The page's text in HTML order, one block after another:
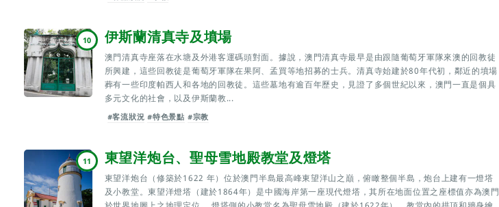
10 伊斯蘭清真寺及墳場
澳門清真寺座落在水塘及外港客運碼頭對面。據說，澳門清真寺最早是由跟隨葡萄牙軍隊來澳的回教徒
所興建，這些回教徒是葡萄牙軍隊在果阿、孟買等地招募的士兵。清真寺始建於80年代初，鄰近的墳場
葬有一些印度帕西人和各地的回教徒。這些墓地有逾百年歷史，見證了多個世紀以來，澳門一直是個具
多元文化的社會，以及伊斯蘭教...
#客流狀況 #特色景點 #宗教
11 東望洋炮台、聖母雪地殿教堂及燈塔
東望洋炮台（修築於1622 年）位於澳門半島最高峰東望洋山之巔，俯瞰整個半島，炮台上建有一燈塔
及小教堂。東望洋燈塔（建於1864年）是中國海岸第一座現代燈塔，其所在地面位置之座標值亦為澳門